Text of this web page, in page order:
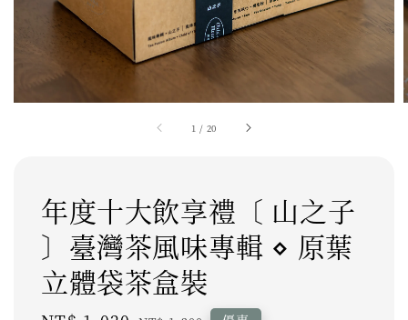
1 / 20
年度十大飲享禮〔 山之子
〕臺灣茶風味專輯 ⋄ 原葉
立體袋茶盒裝